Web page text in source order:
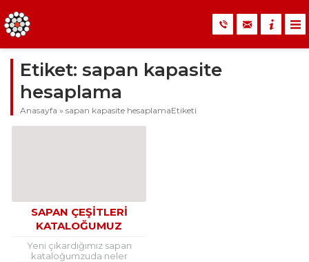
Etiket: sapan kapasite
hesaplama
Anasayfa » sapan kapasite hesaplamaEtiketi
SAPAN ÇEŞITLERI
KATALOĞUMUZ
YAYINLANMIŞTIR.
Yeni çıkardığımız sapan
kataloğumzuda neler